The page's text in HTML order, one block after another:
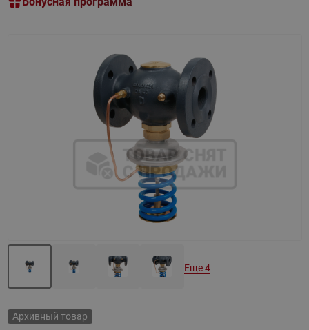
Архивный товар
Еще 4